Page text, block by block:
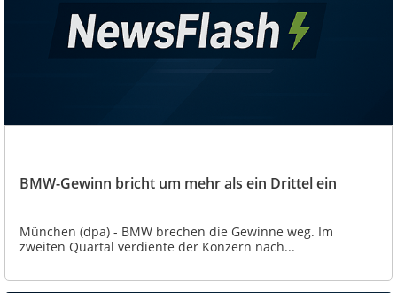
BMW-Gewinn bricht um mehr als ein Drittel ein
München (dpa) - BMW brechen die Gewinne weg. Im
zweiten Quartal verdiente der Konzern nach...